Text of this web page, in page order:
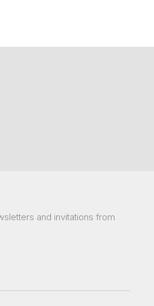
and invitations from